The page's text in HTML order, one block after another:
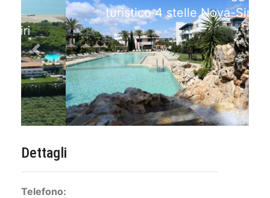
turistico 4 stelle Nova-Siri
Previous Next
Dettagli
Telefono: